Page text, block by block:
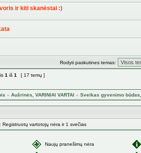
ir kiti skanėstai :)
Rodyti paskutines temas:
1 iš 1 [ 17 temų ]
» Aušrinės, VARINIAI VARTAI » Sveikas gyvenimo
Registruotų vartotojų nėra ir 1 svečias
Naujų pranešimų nėra